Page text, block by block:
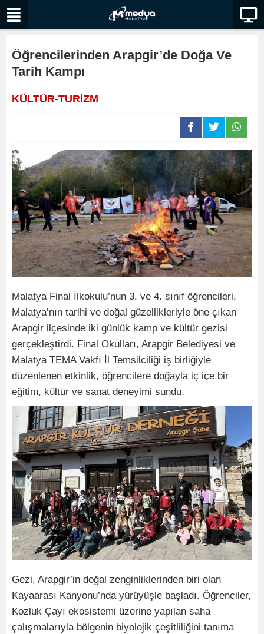
Öğrencilerinden Arapgir’de Doğa Ve
Tarih Kampı
KÜLTÜR-TURİZM
Malatya Final İlkokulu’nun 3. ve 4. sınıf öğrencileri,
Malatya’nın tarihi ve doğal güzellikleriyle öne çıkan
Arapgir ilçesinde iki günlük kamp ve kültür gezisi
gerçekleştirdi. Final Okulları, Arapgir Belediyesi ve
Malatya TEMA Vakfı İl Temsilciliği iş birliğiyle
düzenlenen etkinlik, öğrencilere doğayla iç içe bir
eğitim, kültür ve sanat deneyimi sundu.
Gezi, Arapgir’in doğal zenginliklerinden biri olan
Kayaarası Kanyonu’nda yürüyüşle başladı. Öğrenciler,
Kozluk Çayı ekosistemi üzerine yapılan saha
çalışmalarıyla bölgenin biyolojik çeşitliliğini tanıma